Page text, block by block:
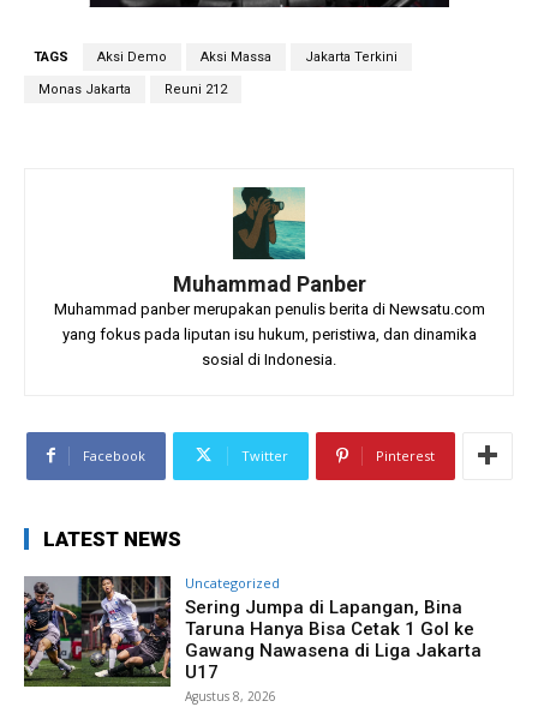
TAGS Aksi Demo Aksi Massa Jakarta Terkini
Monas Jakarta Reuni 212
Muhammad Panber
Muhammad panber merupakan penulis berita di Newsatu.com
yang fokus pada liputan isu hukum, peristiwa, dan dinamika
sosial di Indonesia.
Facebook Twitter Pinterest
LATEST NEWS
Uncategorized
Sering Jumpa di Lapangan, Bina
Taruna Hanya Bisa Cetak 1 Gol ke
Gawang Nawasena di Liga Jakarta
U17
Agustus 8, 2026